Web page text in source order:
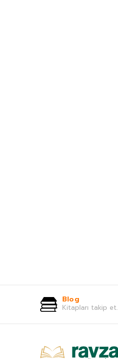
Av. Erhan Günay(38)
Aydoğan Yavaşlı
Ayla Çınaroğlu
(82)
Ayla Kutlu(34)
Aytül Akal(170)
Blog
Kitapları takip et.